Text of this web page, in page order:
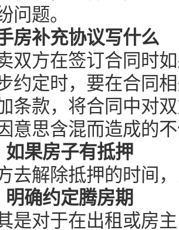
问题。
房补充协议写什么
方在签订合同时如
约定时，要在合同
条款，将合同中对
意思含混而造成的
如果房子有抵押
解除抵押的时间，
明确约定腾房期
对于在出租或房主